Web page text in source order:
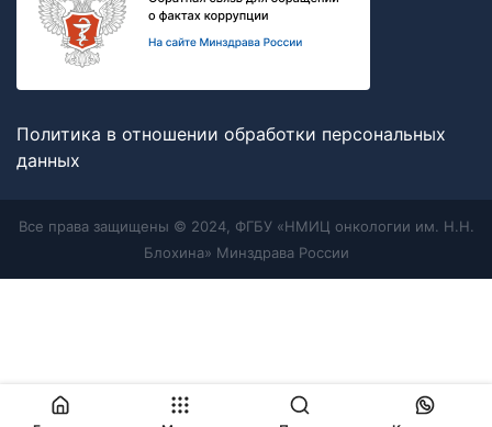
Политика в отношении обработки персональных
данных
Все права защищены © 2024, ФГБУ «НМИЦ онкологии им. Н.Н.
Блохина» Минздрава России